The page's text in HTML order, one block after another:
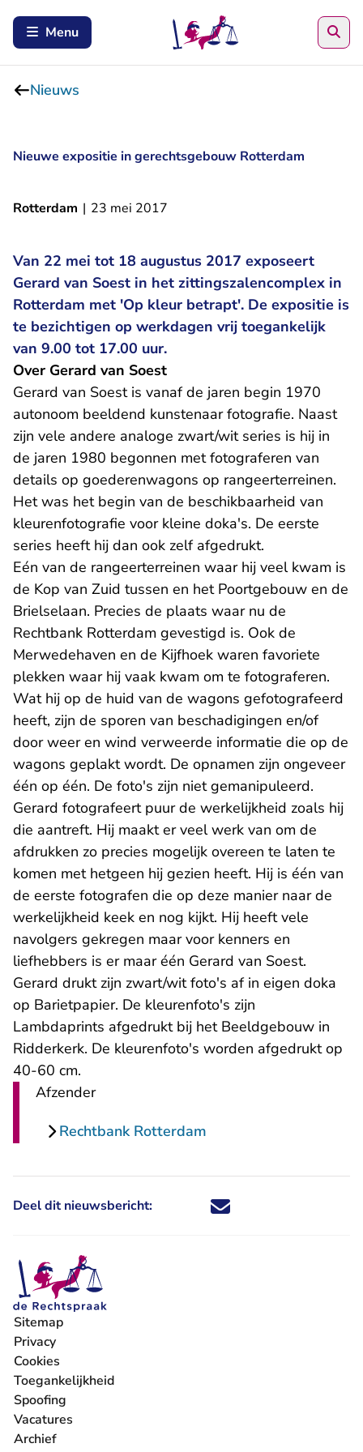
Menu
Nieuws
Nieuwe expositie in gerechtsgebouw Rotterdam
Rotterdam | 23 mei 2017
Van 22 mei tot 18 augustus 2017 exposeert
Gerard van Soest in het zittingszalencomplex in
Rotterdam met 'Op kleur betrapt'. De expositie is
te bezichtigen op werkdagen vrij toegankelijk
van 9.00 tot 17.00 uur.
Over Gerard van Soest
Gerard van Soest is vanaf de jaren begin 1970
autonoom beeldend kunstenaar fotografie. Naast
zijn vele andere analoge zwart/wit series is hij in
de jaren 1980 begonnen met fotograferen van
details op goederenwagons op rangeerterreinen.
Het was het begin van de beschikbaarheid van
kleurenfotografie voor kleine doka's. De eerste
series heeft hij dan ook zelf afgedrukt.
Eén van de rangeerterreinen waar hij veel kwam is
de Kop van Zuid tussen en het Poortgebouw en de
Brielselaan. Precies de plaats waar nu de
Rechtbank Rotterdam gevestigd is. Ook de
Merwedehaven en de Kijfhoek waren favoriete
plekken waar hij vaak kwam om te fotograferen.
Wat hij op de huid van de wagons gefotografeerd
heeft, zijn de sporen van beschadigingen en/of
door weer en wind verweerde informatie die op de
wagons geplakt wordt. De opnamen zijn ongeveer
één op één. De foto's zijn niet gemanipuleerd.
Gerard fotografeert puur de werkelijkheid zoals hij
die aantreft. Hij maakt er veel werk van om de
afdrukken zo precies mogelijk overeen te laten te
komen met hetgeen hij gezien heeft. Hij is één van
de eerste fotografen die op deze manier naar de
werkelijkheid keek en nog kijkt. Hij heeft vele
navolgers gekregen maar voor kenners en
liefhebbers is er maar één Gerard van Soest.
Gerard drukt zijn zwart/wit foto's af in eigen doka
op Barietpapier. De kleurenfoto's zijn
Lambdaprints afgedrukt bij het Beeldgebouw in
Ridderkerk. De kleurenfoto's worden afgedrukt op
40-60 cm.
Afzender
Rechtbank Rotterdam
Deel dit nieuwsbericht: Deel dit nieuwsbericht via X -
Deel dit nieuwsbericht via
Deel dit nieuwsbericht
Deel dit
Sitemap
Privacy
Cookies
Toegankelijkheid
Spoofing
Vacatures
- U verlaat Rechtspraak.nl
Archief